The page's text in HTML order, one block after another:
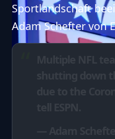
Sportlandschaft
Adam Schefter von